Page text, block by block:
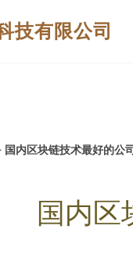
技有限公司
国内区块链技术最好的公
国内区